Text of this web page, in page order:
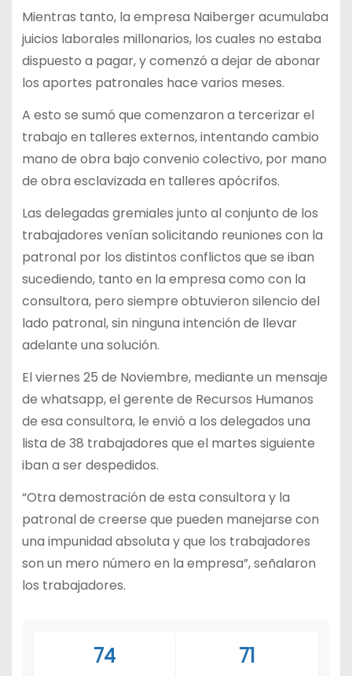
Mientras tanto, la empresa Naiberger acumulaba
juicios laborales millonarios, los cuales no estaba
dispuesto a pagar, y comenzó a dejar de abonar
los aportes patronales hace varios meses.
A esto se sumó que comenzaron a tercerizar el
trabajo en talleres externos, intentando cambio
mano de obra bajo convenio colectivo, por mano
de obra esclavizada en talleres apócrifos.
Las delegadas gremiales junto al conjunto de los
trabajadores venían solicitando reuniones con la
patronal por los distintos conflictos que se iban
sucediendo, tanto en la empresa como con la
consultora, pero siempre obtuvieron silencio del
lado patronal, sin ninguna intención de llevar
adelante una solución.
El viernes 25 de Noviembre, mediante un mensaje
de whatsapp, el gerente de Recursos Humanos
de esa consultora, le envió a los delegados una
lista de 38 trabajadores que el martes siguiente
iban a ser despedidos.
“Otra demostración de esta consultora y la
patronal de creerse que pueden manejarse con
una impunidad absoluta y que los trabajadores
son un mero número en la empresa”, señalaron
los trabajadores.
74 71